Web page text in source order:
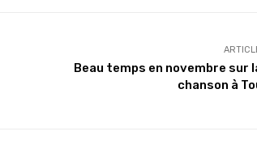
Beau temps en novembre sur
chanson à